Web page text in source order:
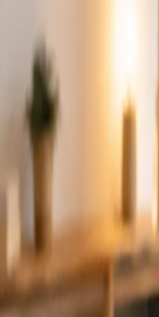
que el equipo crece.
Reservar cita